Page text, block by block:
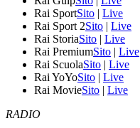
Rai SportSito | Live
Rai Sport 2Sito | Live
Rai StoriaSito | Live
Rai PremiumSito | Live
Rai ScuolaSito | Live
Rai YoYoSito | Live
Rai MovieSito | Live
RADIO